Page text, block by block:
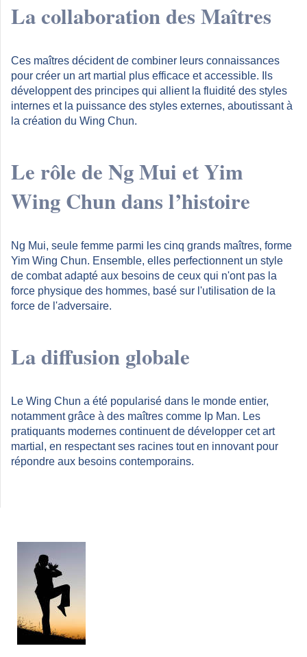
La collaboration des Maîtres
Ces maîtres décident de combiner leurs connaissances
pour créer un art martial plus efficace et accessible. Ils
développent des principes qui allient la fluidité des styles
internes et la puissance des styles externes, aboutissant à
la création du Wing Chun.
Le rôle de Ng Mui et Yim
Wing Chun dans l’histoire
Ng Mui, seule femme parmi les cinq grands maîtres, forme
Yim Wing Chun. Ensemble, elles perfectionnent un style
de combat adapté aux besoins de ceux qui n'ont pas la
force physique des hommes, basé sur l'utilisation de la
force de l'adversaire.
La diffusion globale
Le Wing Chun a été popularisé dans le monde entier,
notamment grâce à des maîtres comme Ip Man. Les
pratiquants modernes continuent de développer cet art
martial, en respectant ses racines tout en innovant pour
répondre aux besoins contemporains.